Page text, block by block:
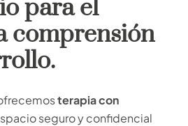
para el
comprensión
terapia con
seguro y confidencial